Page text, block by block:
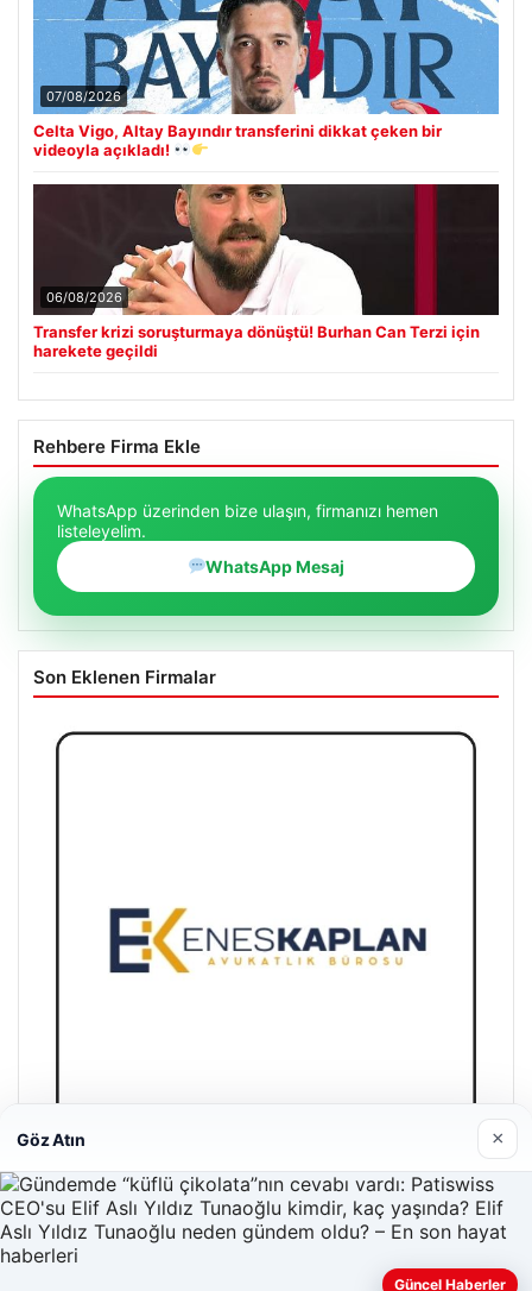
07/08/2026
Celta Vigo, Altay Bayındır transferini dikkat çeken bir
videoyla açıkladı!
06/08/2026
Transfer krizi soruşturmaya dönüştü! Burhan Can Terzi için
harekete geçildi
Rehbere Firma Ekle
WhatsApp üzerinden bize ulaşın, firmanızı hemen
listeleyelim.
WhatsApp Mesaj
Son Eklenen Firmalar
Enes Kaplan Avukatlık Bürosu
28/04/2026
Göz Atın ×
Güncel Haberler